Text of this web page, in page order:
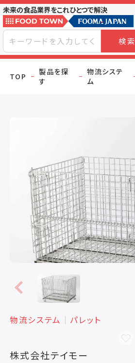
未来の食品業界をこれひとつで解決
検索
TOP
製品を探
す
物流システ
ム
物流システム │ パレット
株式会社テイモー